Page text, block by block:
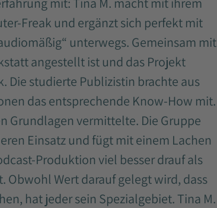
Freak und ergänzt sich perfekt mit
unterwegs. Gemeinsam mit
angestellt ist und das Projekt
Die studierte Publizistin brachte aus
das entsprechende Know-How mit.
Grundlagen vermittelte. Die Gruppe
Einsatz und fügt mit einem Lachen
Produktion viel besser drauf als
Obwohl Wert darauf gelegt wird, dass
hat jeder sein Spezialgebiet. Tina M.